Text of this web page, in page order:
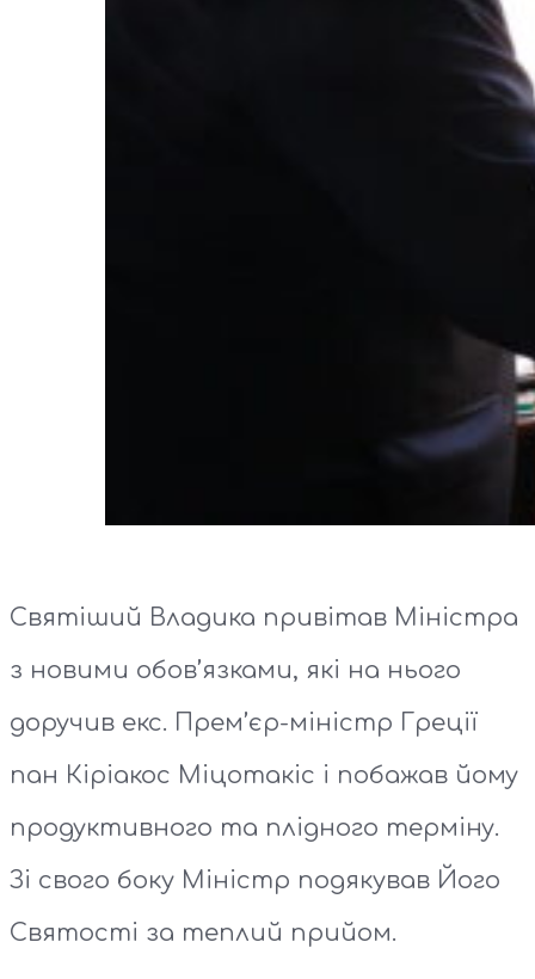
Святіший Владика привітав Міністра
з новими обов’язками, які на нього
доручив екс. Прем’єр-міністр Греції
пан Кіріакос Міцотакіс і побажав йому
продуктивного та плідного терміну.
Зі свого боку Міністр подякував Його
Святості за теплий прийом.